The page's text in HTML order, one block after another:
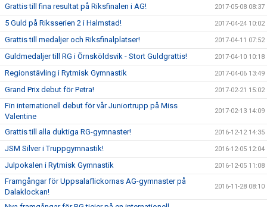
Grattis till fina resultat på Riksfinalen i AG! 2017-05-08 08:37
5 Guld på Riksserien 2 i Halmstad! 2017-04-24 10:02
Grattis till medaljer och Riksfinalplatser! 2017-04-11 07:52
Guldmedaljer till RG i Örnsköldsvik - Stort Guldgrattis! 2017-04-10 10:18
Regionstävling i Rytmisk Gymnastik 2017-04-06 13:49
Grand Prix debut för Petra! 2017-02-21 15:02
Fin internationell debut för vår Juniortrupp på Miss
Valentine
2017-02-13 14:09
Grattis till alla duktiga RG-gymnaster! 2016-12-12 14:35
JSM Silver i Truppgymnastik! 2016-12-05 12:04
Julpokalen i Rytmisk Gymnastik 2016-12-05 11:08
Framgångar för Uppsalaflickornas AG-gymnaster på
Dalaklockan!
2016-11-28 08:10